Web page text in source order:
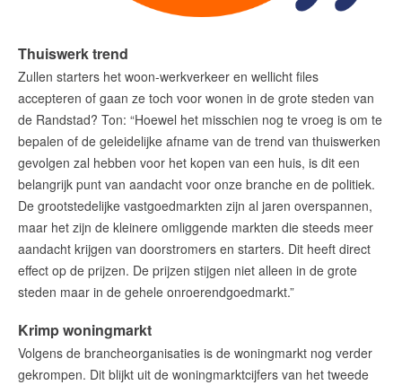
Thuiswerk trend
Zullen starters het woon-werkverkeer en wellicht files
accepteren of gaan ze toch voor wonen in de grote steden van
de Randstad? Ton: “Hoewel het misschien nog te vroeg is om te
bepalen of de geleidelijke afname van de trend van thuiswerken
gevolgen zal hebben voor het kopen van een huis, is dit een
belangrijk punt van aandacht voor onze branche en de politiek.
De grootstedelijke vastgoedmarkten zijn al jaren overspannen,
maar het zijn de kleinere omliggende markten die steeds meer
aandacht krijgen van doorstromers en starters. Dit heeft direct
effect op de prijzen. De prijzen stijgen niet alleen in de grote
steden maar in de gehele onroerendgoedmarkt.”
Krimp woningmarkt
Volgens de brancheorganisaties is de woningmarkt nog verder
gekrompen. Dit blijkt uit de woningmarktcijfers van het tweede